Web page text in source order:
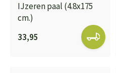
IJzeren paal (4.8x175
cm.)
33,95